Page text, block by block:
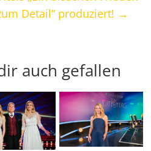
Detail“ produziert! →
auch gefallen